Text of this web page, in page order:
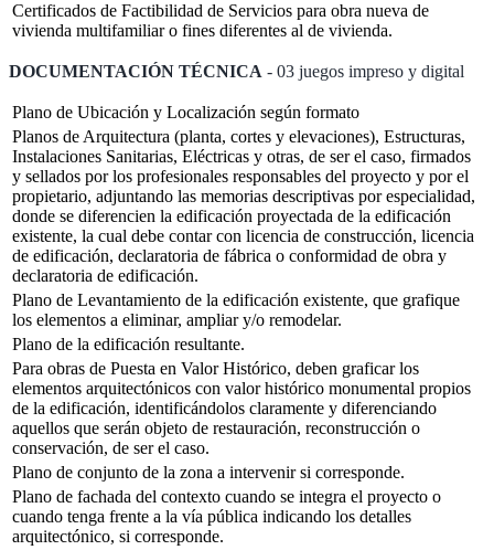
Certificados de Factibilidad de Servicios para obra nueva de
vivienda multifamiliar o fines diferentes al de vivienda.
DOCUMENTACIÓN TÉCNICA - 03 juegos impreso y digital
Plano de Ubicación y Localización según formato
Planos de Arquitectura (planta, cortes y elevaciones), Estructuras,
Instalaciones Sanitarias, Eléctricas y otras, de ser el caso, firmados
y sellados por los profesionales responsables del proyecto y por el
propietario, adjuntando las memorias descriptivas por especialidad,
donde se diferencien la edificación proyectada de la edificación
existente, la cual debe contar con licencia de construcción, licencia
de edificación, declaratoria de fábrica o conformidad de obra y
declaratoria de edificación.
Plano de Levantamiento de la edificación existente, que grafique
los elementos a eliminar, ampliar y/o remodelar.
Plano de la edificación resultante.
Para obras de Puesta en Valor Histórico, deben graficar los
elementos arquitectónicos con valor histórico monumental propios
de la edificación, identificándolos claramente y diferenciando
aquellos que serán objeto de restauración, reconstrucción o
conservación, de ser el caso.
Plano de conjunto de la zona a intervenir si corresponde.
Plano de fachada del contexto cuando se integra el proyecto o
cuando tenga frente a la vía pública indicando los detalles
arquitectónico, si corresponde.